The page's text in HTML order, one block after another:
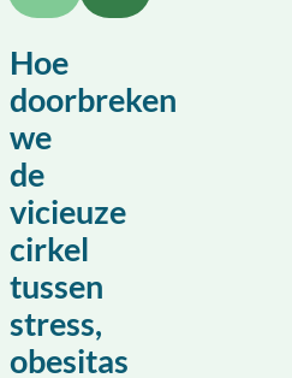
Hoe
doorbreken
we
de
vicieuze
cirkel
tussen
stress,
obesitas